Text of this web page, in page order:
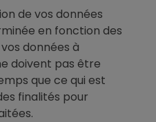
de vos données
en fonction des
données à
doivent pas être
que ce qui est
finalités pour